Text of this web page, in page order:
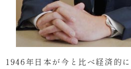
1946年日本が今と比べ経済的